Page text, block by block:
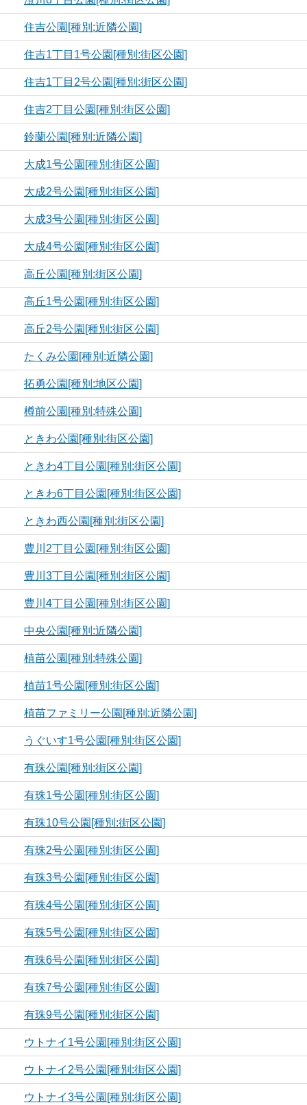
住吉公園[種別:近隣公園]
住吉1丁目1号公園[種別:街区公園]
住吉1丁目2号公園[種別:街区公園]
住吉2丁目公園[種別:街区公園]
鈴蘭公園[種別:近隣公園]
大成1号公園[種別:街区公園]
大成2号公園[種別:街区公園]
大成3号公園[種別:街区公園]
大成4号公園[種別:街区公園]
高丘公園[種別:街区公園]
高丘1号公園[種別:街区公園]
高丘2号公園[種別:街区公園]
たくみ公園[種別:近隣公園]
拓勇公園[種別:地区公園]
樽前公園[種別:特殊公園]
ときわ公園[種別:街区公園]
ときわ4丁目公園[種別:街区公園]
ときわ6丁目公園[種別:街区公園]
ときわ西公園[種別:街区公園]
豊川2丁目公園[種別:街区公園]
豊川3丁目公園[種別:街区公園]
豊川4丁目公園[種別:街区公園]
中央公園[種別:近隣公園]
植苗公園[種別:特殊公園]
植苗1号公園[種別:街区公園]
植苗ファミリー公園[種別:近隣公園]
うぐいす1号公園[種別:街区公園]
有珠公園[種別:街区公園]
有珠1号公園[種別:街区公園]
有珠10号公園[種別:街区公園]
有珠2号公園[種別:街区公園]
有珠3号公園[種別:街区公園]
有珠4号公園[種別:街区公園]
有珠5号公園[種別:街区公園]
有珠6号公園[種別:街区公園]
有珠7号公園[種別:街区公園]
有珠9号公園[種別:街区公園]
ウトナイ1号公園[種別:街区公園]
ウトナイ2号公園[種別:街区公園]
ウトナイ3号公園[種別:街区公園]